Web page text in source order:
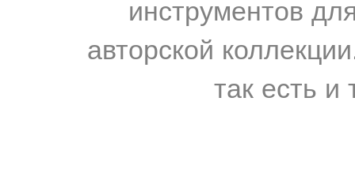
инструментов
авторской
так есть и